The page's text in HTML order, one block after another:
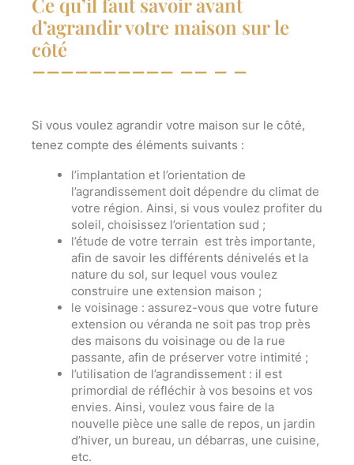
d’agrandir votre maison sur le
côté
Si vous voulez agrandir votre maison sur le côté,
tenez compte des éléments suivants :
l’implantation et l’orientation de
l’agrandissement doit dépendre du climat de
votre région. Ainsi, si vous voulez profiter du
soleil, choisissez l’orientation sud ;
l’étude de votre terrain est très importante,
afin de savoir les différents dénivelés et la
nature du sol, sur lequel vous voulez
construire une extension maison ;
le voisinage : assurez-vous que votre future
extension ou véranda ne soit pas trop près
des maisons du voisinage ou de la rue
passante, afin de préserver votre intimité ;
l’utilisation de l’agrandissement : il est
primordial de réfléchir à vos besoins et vos
envies. Ainsi, voulez vous faire de la
nouvelle pièce une salle de repos, un jardin
d’hiver, un bureau, un débarras, une cuisine,
etc.